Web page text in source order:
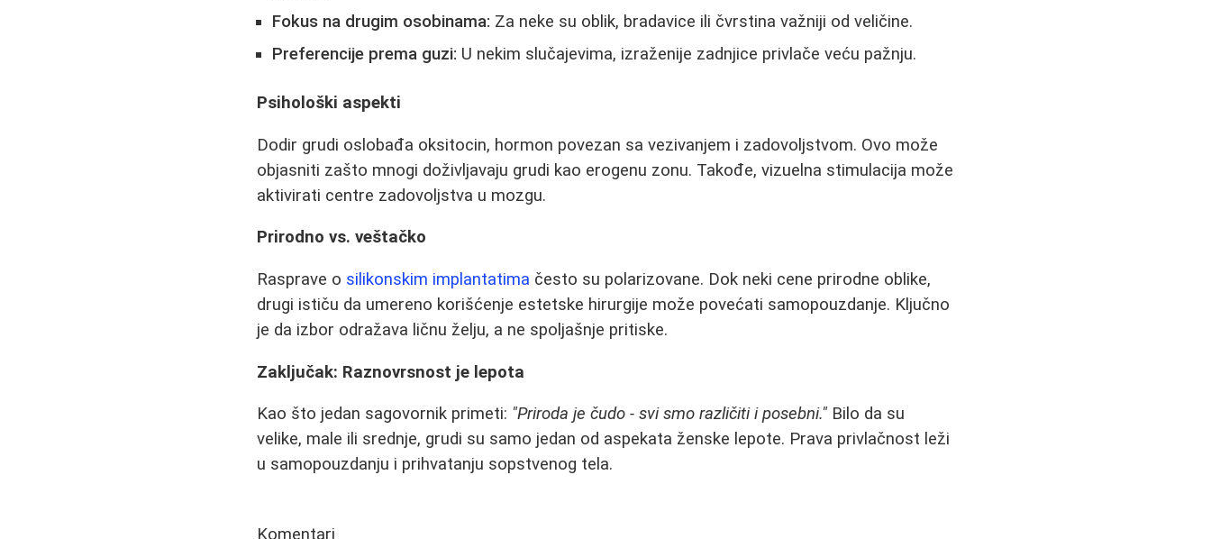
Fokus na drugim osobinama: Za neke su oblik, bradavice ili čvrstina važniji od veličine.
Preferencije prema guzi: U nekim slučajevima, izraženije zadnjice privlače veću pažnju.
Psihološki aspekti
Dodir grudi oslobađa oksitocin, hormon povezan sa vezivanjem i zadovoljstvom. Ovo može
objasniti zašto mnogi doživljavaju grudi kao erogenu zonu. Takođe, vizuelna stimulacija može
aktivirati centre zadovoljstva u mozgu.
Prirodno vs. veštačko
Rasprave o silikonskim implantatima često su polarizovane. Dok neki cene prirodne oblike,
drugi ističu da umereno korišćenje estetske hirurgije može povećati samopouzdanje. Ključno
je da izbor odražava ličnu želju, a ne spoljašnje pritiske.
Zaključak: Raznovrsnost je lepota
Kao što jedan sagovornik primeti: "Priroda je čudo - svi smo različiti i posebni." Bilo da su
velike, male ili srednje, grudi su samo jedan od aspekata ženske lepote. Prava privlačnost leži
u samopouzdanju i prihvatanju sopstvenog tela.
Komentari